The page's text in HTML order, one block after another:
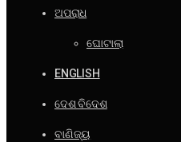
ଅପରାଧ
ଘୋଟାଲା
ENGLISH
ଦେଶ ବିଦେଶ
ବାଣିଜ୍ୟ